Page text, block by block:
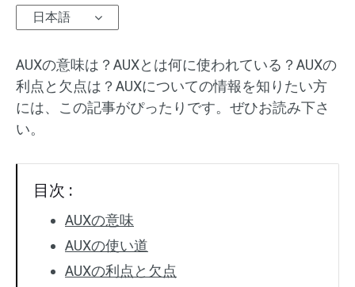
日本語
AUXの意味は？AUXとは何に使われている？AUXの
利点と欠点は？AUXについての情報を知りたい方
には、この記事がぴったりです。ぜひお読み下さ
い。
目次 :
AUXの意味
AUXの使い道
AUXの利点と欠点